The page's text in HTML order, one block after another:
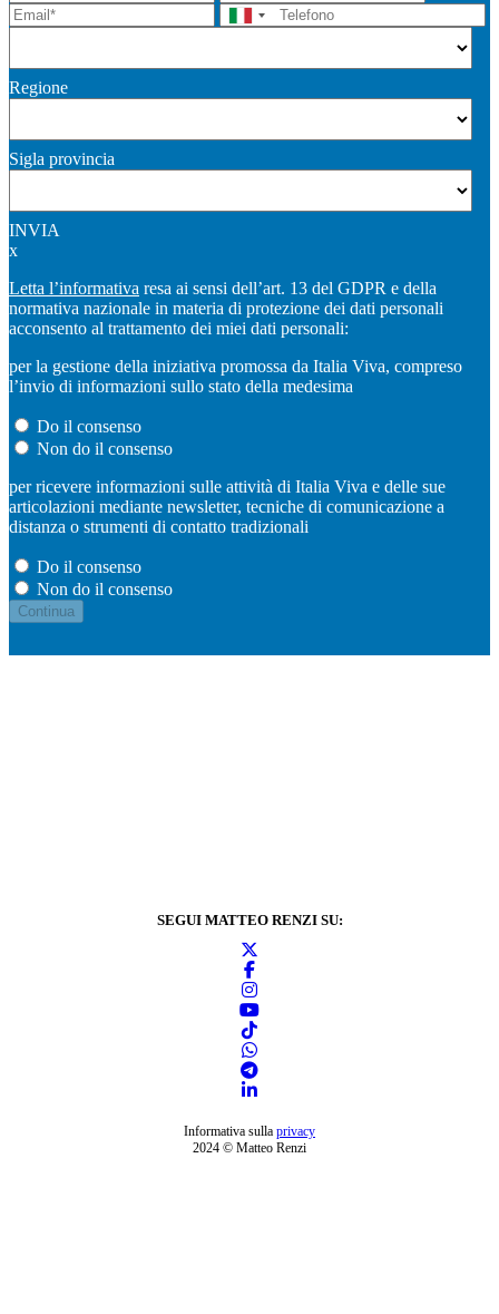
Regione
Sigla provincia
INVIA
x
Letta l’informativa resa ai sensi dell’art. 13 del GDPR e della
normativa nazionale in materia di protezione dei dati personali
acconsento al trattamento dei miei dati personali:
per la gestione della iniziativa promossa da Italia Viva, compreso
l’invio di informazioni sullo stato della medesima
Do il consenso
Non do il consenso
per ricevere informazioni sulle attività di Italia Viva e delle sue
articolazioni mediante newsletter, tecniche di comunicazione a
distanza o strumenti di contatto tradizionali
Do il consenso
Non do il consenso
SEGUI MATTEO RENZI SU:
Informativa sulla privacy
2024 © Matteo Renzi